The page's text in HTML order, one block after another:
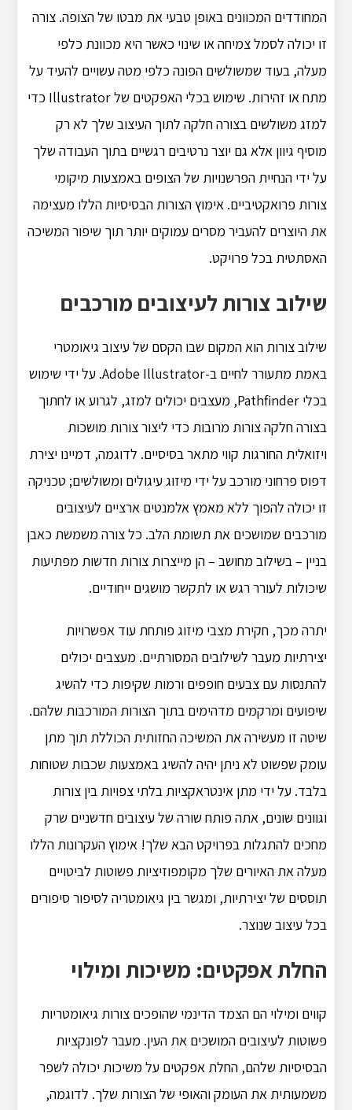
המחודדים המכוונים באופן טבעי את מבטו של הצופה. צורה
זו יכולה לסמל צמיחה או שינוי כאשר היא מכוונת כלפי
מעלה, בעוד שמשולשים הפונה כלפי מטה עשויים להעיד על
מתח או זהירות. שימוש בכלי האפקטים של Illustrator כדי
למזג משולשים בצורה חלקה לתוך העיצוב שלך לא רק
מוסיף גיוון אלא גם יוצר נרטיבים רגשיים בתוך העבודה שלך
על ידי הנחיית הפרשנויות של הצופים באמצעות מיקומי
צורות פרואקטיביים. אימוץ הצורות הבסיסיות הללו מעצימה
את היוצרים להעביר מסרים עמוקים יותר תוך שיפור המשיכה
האסתטית בכל פרויקט.
שילוב צורות לעיצובים מורכבים
שילוב צורות הוא המקום שבו הקסם של עיצוב גיאומטרי
באמת מתעורר לחיים ב-Adobe Illustrator. על ידי שימוש
בכלי Pathfinder, מעצבים יכולים למזג, לגרוע או לחתוך
בצורה חלקה צורות מרובות כדי ליצור צורות מושכות
ויזואלית החורגות קווי מתאר בסיסיים. לדוגמה, דמיינו יצירת
דפוס פרחוני מורכב על ידי מיזוג עיגולים ומשולשים; טכניקה
זו יכולה להפוך ללא מאמץ אלמנטים ארציים לעיצובים
מורכבים שמושכים את תשומת הלב. כל צורה משמשת כאבן
בניין – בשילוב מחושב – הן מייצרות צורות חדשות מפתיעות
שיכולות לעורר רגש או לתקשר מושגים ייחודיים.
יתרה מכך, חקירת מצבי מיזוג פותחת עוד אפשרויות
יצירתיות מעבר לשילובים המסורתיים. מעצבים יכולים
להתנסות עם צבעים חופפים ורמות שקיפות כדי להשיג
שיפועים ומרקמים מדהימים בתוך הצורות המורכבות שלהם.
שיטה זו מעשירה את המשיכה החזותית הכוללת תוך מתן
עומק שפשוט לא ניתן יהיה להשיג באמצעות שכבות שטוחות
בלבד. על ידי מתן אינטראקציות בלתי צפויות בין צורות
וגוונים שונים, אתה פותח שורה של עיצובים חדשניים שרק
מחכים להתגלות בפרויקט הבא שלך! אימוץ העקרונות הללו
מעלה את האיורים שלך מקומפוזיציות פשוטות לביטויים
תוססים של יצירתיות, ומגשר בין גיאומטריה לסיפור סיפורים
בכל עיצוב שנוצר.
החלת אפקטים: משיכות ומילוי
קווים ומילוי הם הצמד הדינמי שהופכים צורות גיאומטריות
פשוטות לעיצובים המושכים את העין. מעבר לפונקציות
הבסיסיות שלהם, החלת אפקטים על משיכות יכולה לשפר
משמעותית את העומק והאופי של הצורות שלך. לדוגמה,